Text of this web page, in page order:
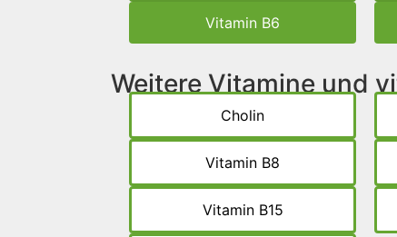
Vitamin B6
Weitere Vitamine und
Cholin
Vitamin B8
Vitamin B15